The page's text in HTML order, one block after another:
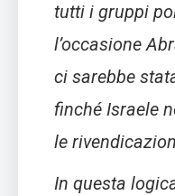
tutti i gruppi
l’occasione
ci sarebbe
finché Israele
le
In questa